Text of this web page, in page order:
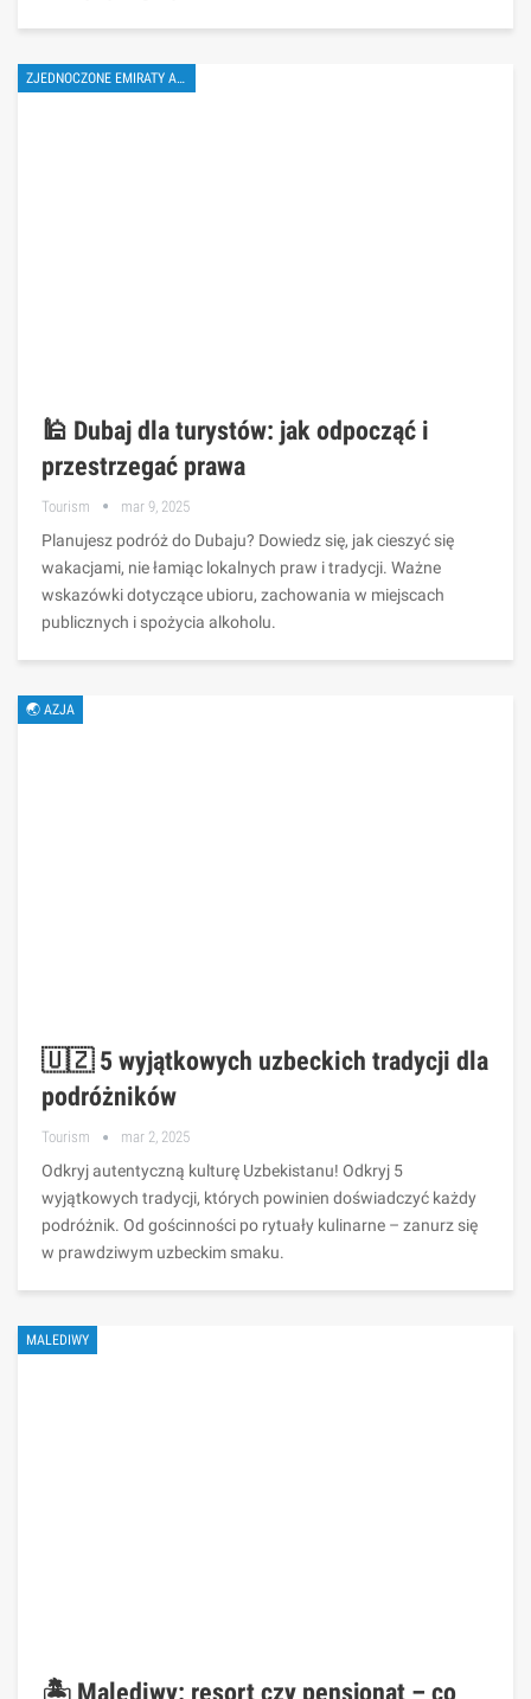
ZJEDNOCZONE EMIRATY ARABSKIE
🕌 Dubaj dla turystów: jak odpocząć i
przestrzegać prawa
Tourism mar 9, 2025
Planujesz podróż do Dubaju? Dowiedz się, jak cieszyć się
wakacjami, nie łamiąc lokalnych praw i tradycji. Ważne
wskazówki dotyczące ubioru, zachowania w miejscach
publicznych i spożycia alkoholu.
🌏 AZJA
🇺🇿 5 wyjątkowych uzbeckich tradycji dla
podróżników
Tourism mar 2, 2025
Odkryj autentyczną kulturę Uzbekistanu! Odkryj 5
wyjątkowych tradycji, których powinien doświadczyć każdy
podróżnik. Od gościnności po rytuały kulinarne – zanurz się
w prawdziwym uzbeckim smaku.
MALEDIWY
🏝️ Malediwy: resort czy pensjonat – co